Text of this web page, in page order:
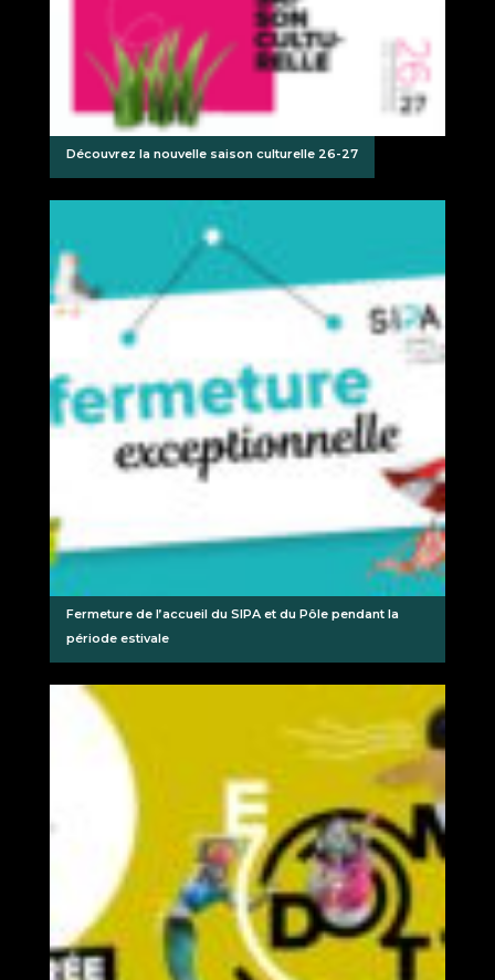
Découvrez la nouvelle saison culturelle 26-27
Fermeture de l’accueil du SIPA et du Pôle pendant la
période estivale